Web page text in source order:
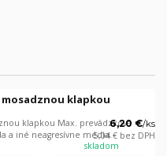
mosadznou klapkou
klapkou Max. prevádzková
a iné neagresívne média.
6,20 €/ks
5,04 € bez DPH
skladom